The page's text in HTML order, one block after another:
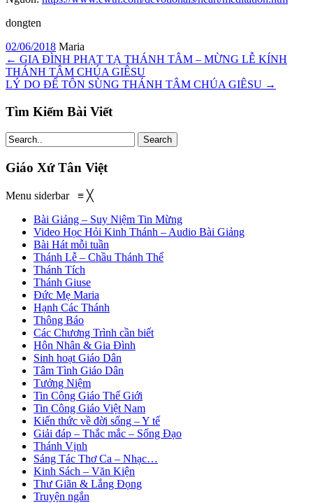
dongten
02/06/2018 Maria
← GIA ĐÌNH PHẠT TẠ THÁNH TÂM – MỪNG LỄ KÍNH
THÁNH TÂM CHÚA GIÊSU
LÝ DO ĐỂ TÔN SÙNG THÁNH TÂM CHÚA GIÊSU →
Tìm Kiếm Bài Viết
Search
Giáo Xứ Tân Việt
Menu siderbar ≡ ╳
Bài Giảng – Suy Niệm Tin Mừng
Video Học Hỏi Kinh Thánh – Audio Bài Giảng
Bài Hát mỗi tuần
Thánh Lễ – Chầu Thánh Thể
Thánh Tích
Thánh Giuse
Đức Mẹ Maria
Hạnh Các Thánh
Thông Báo
Các Chương Trình cần biết
Hôn Nhân & Gia Đình
Sinh hoạt Giáo Dân
Tâm Tình Giáo Dân
Tưởng Niệm
Tin Công Giáo Thế Giới
Tin Công Giáo Việt Nam
Kiến thức về đời sống – Y tế
Giải đáp – Thắc mắc – Sống Đạo
Thánh Vịnh
Sáng Tác Thơ Ca – Nhạc…
Kinh Sách – Văn Kiện
Thư Giãn & Lắng Đọng
Truyện ngắn